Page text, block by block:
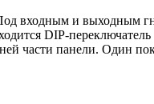
входным и выходным
DIP-
части панели. Один